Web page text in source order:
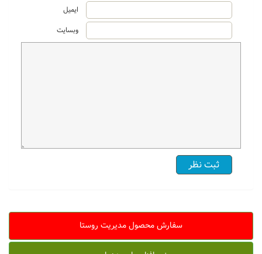
ایمیل
وبسایت
سفارش محصول مدیریت روستا